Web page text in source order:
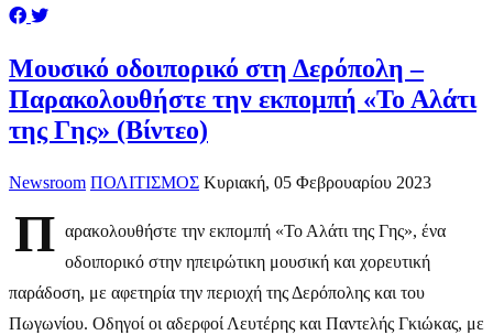
Μουσικό οδοιπορικό στη Δερόπολη –
Παρακολουθήστε την εκπομπή «Το Αλάτι
της Γης» (Βίντεο)
Newsroom ΠΟΛΙΤΙΣΜΟΣ Κυριακή, 05 Φεβρουαρίου 2023
Π αρακολουθήστε την εκπομπή «Το Αλάτι της Γης», ένα
οδοιπορικό στην ηπειρώτικη μουσική και χορευτική
παράδοση, με αφετηρία την περιοχή της Δερόπολης και του
Πωγωνίου. Οδηγοί οι αδερφοί Λευτέρης και Παντελής Γκιώκας, με